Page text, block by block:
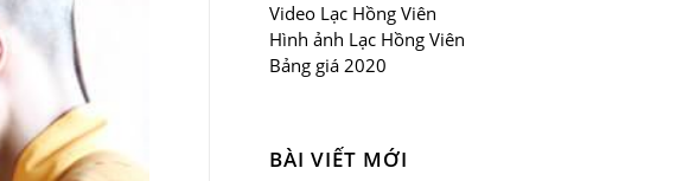
Video Lạc Hồng Viên
Hình ảnh Lạc Hồng Viên
Bảng giá 2020
BÀI VIẾT MỚI